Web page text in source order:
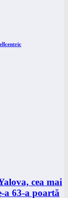
cea mai
a 63-a poartă